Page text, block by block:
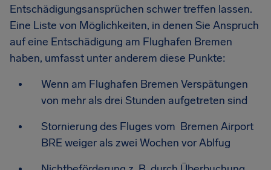
Entschädigungsansprüchen schwer treffen lassen.
Eine Liste von Möglichkeiten, in denen Sie Anspruch
auf eine Entschädigung am Flughafen Bremen
haben, umfasst unter anderem diese Punkte:
Wenn am Flughafen Bremen Verspätungen
von mehr als drei Stunden aufgetreten sind
Stornierung des Fluges vom Bremen Airport
BRE weiger als zwei Wochen vor Ablfug